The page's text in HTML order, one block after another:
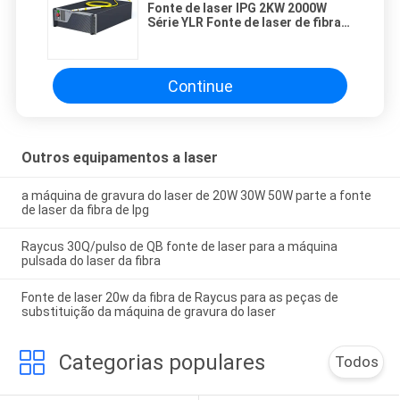
Fonte de laser IPG 2KW 2000W
Série YLR Fonte de laser de fibra
Continue
Outros equipamentos a laser
a máquina de gravura do laser de 20W 30W 50W parte a fonte
de laser da fibra de Ipg
Raycus 30Q/pulso de QB fonte de laser para a máquina
pulsada do laser da fibra
Fonte de laser 20w da fibra de Raycus para as peças de
substituição da máquina de gravura do laser
Categorias populares Todos